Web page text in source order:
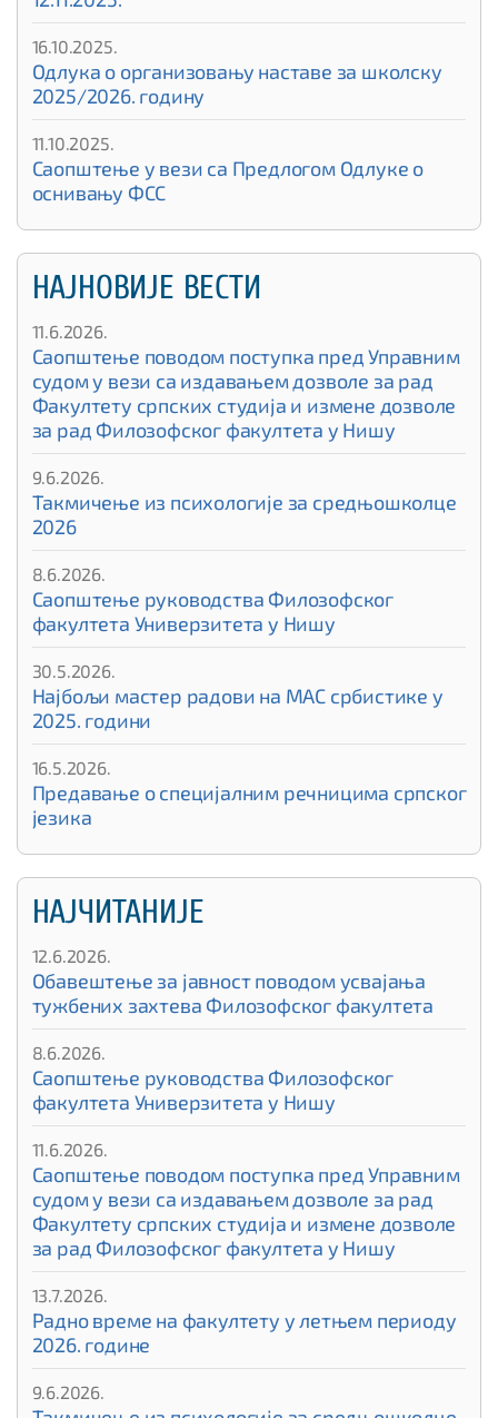
16.10.2025.
Одлука о организовању наставе за школску
2025/2026. годину
11.10.2025.
Саопштење у вези са Предлогом Одлуке о
оснивању ФСС
НАЈНОВИЈЕ ВЕСТИ
11.6.2026.
Саопштење поводом поступка пред Управним
судом у вези са издавањем дозволе за рад
Факултету српских студија и измене дозволе
за рад Филозофског факултета у Нишу
9.6.2026.
Такмичење из психологије за средњошколце
2026
8.6.2026.
Саопштење руководства Филозофског
факултета Универзитета у Нишу
30.5.2026.
Најбољи мастер радови на МАС србистике у
2025. години
16.5.2026.
Предавање о специјалним речницима српског
језика
НАЈЧИТАНИЈЕ
12.6.2026.
Обавештење за јавност поводом усвајања
тужбених захтева Филозофског факултета
8.6.2026.
Саопштење руководства Филозофског
факултета Универзитета у Нишу
11.6.2026.
Саопштење поводом поступка пред Управним
судом у вези са издавањем дозволе за рад
Факултету српских студија и измене дозволе
за рад Филозофског факултета у Нишу
13.7.2026.
Радно време на факултету у летњем периоду
2026. године
9.6.2026.